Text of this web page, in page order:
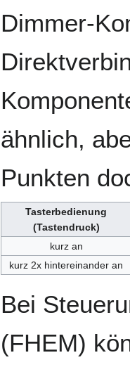
Dimmer-
ähnlich,
Punkten
Tasterbedienung
(Tastendruck)
kurz an
kurz 2x hintereinander an
Bei
(FHEM)